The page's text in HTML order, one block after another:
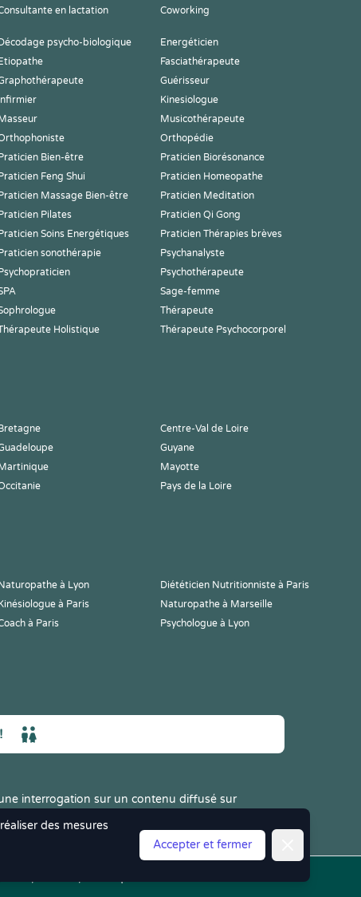
des mesures
Accepter et fermer
en lactation Coworking
Décodage psycho-biologique
Energéticien
Etiopathe
Fasciathérapeute
Guérisseur
Infirmier
Kinesiologue
Musicothérapeute
Orthopédie
Praticien Bien-être
Praticien Biorésonance
Praticien Feng Shui
Praticien Homeopathe
Praticien Massage Bien-être
Praticien Meditation
Praticien Pilates
Praticien Qi Gong
Praticien Soins Energétiques
Praticien Thérapies brèves
Praticien sonothérapie
Psychanalyste
Psychopraticien
Psychothérapeute
Sage-femme
Thérapeute
Holistique
Thérapeute Psychocorporel
Bretagne
Centre-Val de Loire
Guyane
Mayotte
Pays de la Loire
à Lyon
Diététicien Nutritionniste à Paris
Kinésiologue à Paris
Naturopathe à Marseille
à Paris
Psychologue à Lyon
interrogation sur un contenu diffusé sur